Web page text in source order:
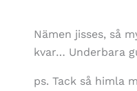
Nämen jisses, så
kvar… Underbara
ps. Tack så himla